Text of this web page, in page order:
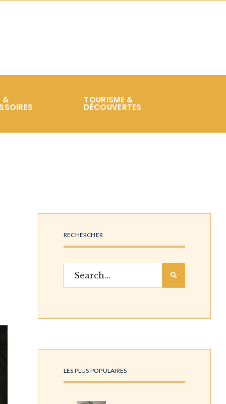
& TOURISME &
DÉCOUVERTES
RECHERCHER
LES PLUS POPULAIRES